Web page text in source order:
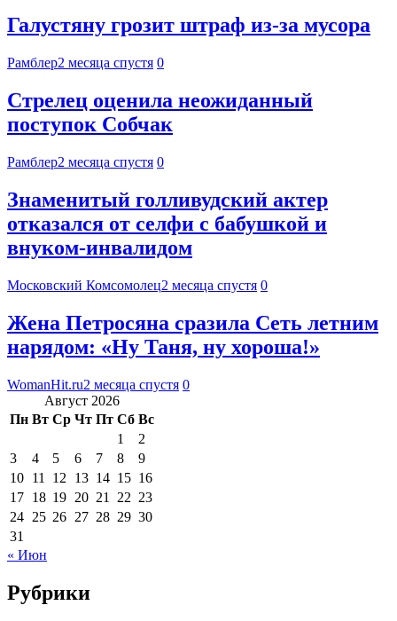
Галустяну грозит штраф из-за мусора
Рамблер2 месяца спустя 0
Стрелец оценила неожиданный
поступок Собчак
Рамблер2 месяца спустя 0
Знаменитый голливудский актер
отказался от селфи с бабушкой и
внуком-инвалидом
Московский Комсомолец2 месяца спустя 0
Жена Петросяна сразила Сеть летним
нарядом: «Ну Таня, ну хороша!»
WomanHit.ru2 месяца спустя 0
Август 2026
Пн Вт Ср Чт Пт Сб Вс
1
2
3
4 5 6 7 8
9
10 11 12 13 14 15 16
17 18 19 20 21 22 23
24 25 26 27 28 29 30
31
« Июн
Рубрики